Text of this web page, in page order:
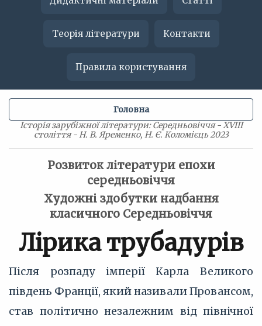
Теорія літератури Контакти
Правила користування
Історія зарубіжної літератури: Середньовіччя - XVIII
століття - Н. В. Яременко, Н. Є. Коломієць 2023
Головна
Розвиток літератури епохи
середньовіччя
Художні здобутки надбання
класичного Середньовіччя
Лірика трубадурів
Після розпаду імперії Карла Великого
південь Франції, який називали Провансом,
став політично незалежним від північної